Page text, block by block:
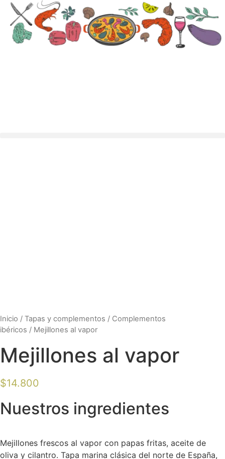
Inicio / Tapas y complementos / Complementos
ibéricos / Mejillones al vapor
Mejillones al vapor
$14.800
Nuestros ingredientes
Mejillones frescos al vapor con papas fritas, aceite de
oliva y cilantro. Tapa marina clásica del norte de España,